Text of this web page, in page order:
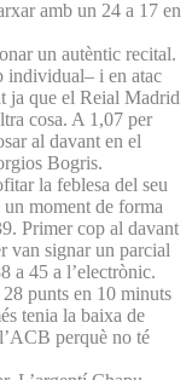
amb un 24 a 17 en
un autèntic recital.
individual– i en atac
ja que el Reial Madrid
cosa. A 1,07 per
al davant en el
Bogris.
la feblesa del seu
moment de forma
Primer cop al davant
van signar un parcial
a 45 a l’electrònic.
punts en 10 minuts
tenia la baixa de
perquè no té